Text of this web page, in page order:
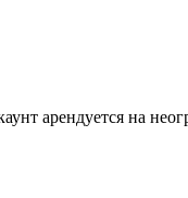
арендуется на